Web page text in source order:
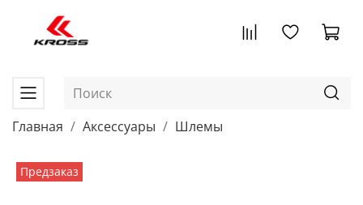
Главная Аксессуары Шлемы
Предзаказ